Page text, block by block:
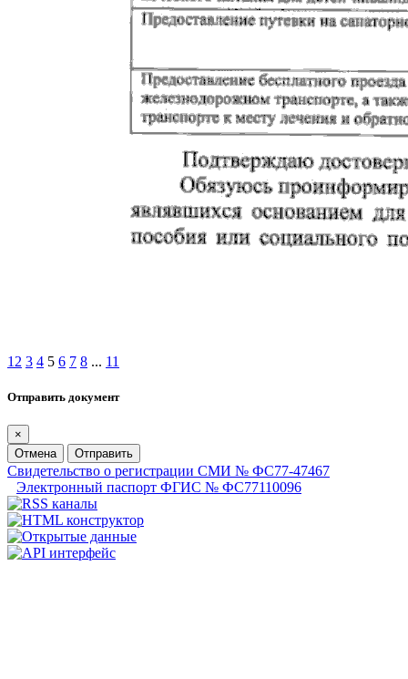
1 2 3 4 5 6 7 8 ... 11
Отправить документ
×
Отмена
Отправить
Свидетельство о регистрации СМИ № ФС77-47467
Электронный паспорт ФГИС № ФС77110096